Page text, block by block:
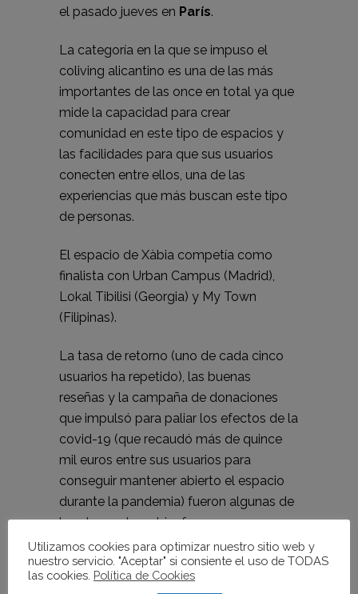
el pasado jueves en París.
La categoría en la que se impuso el
coliving alicantino es una de las más
importantes de las once en total ya que
mide la capacidad para crear
comunidad en este tipo de espacios y
las facilidades para que sus usuarios
conecten entre ellos, una de las
experiencias que más buscan este tipo
de personas.
El espacio de Xàbia competía como
finalista con Urban Campus (Madrid),
Lokal Tibilisi (Georgia) y My Town
(Filipinas).
La tasa de retorno (uno de cada cinco
usuarios ha repetido), las buenas
reseñas y la campaña de donaciones
que impulsó para paliar los efectos de la
covid-19 (que recaudó más de quince
mil euros entre sus usuarios para
conseguir mantener abierto el espacio
durante la pandemia) fueron algunas de
las claves de su triunfo.
Sun and Co. fue fundado en 2015 en un
edificio histórico de Xàbia y se ha
Utilizamos cookies para optimizar nuestro sitio web y
nuestro servicio. "Aceptar" si consiente el uso de TODAS
las cookies. Política de Cookies